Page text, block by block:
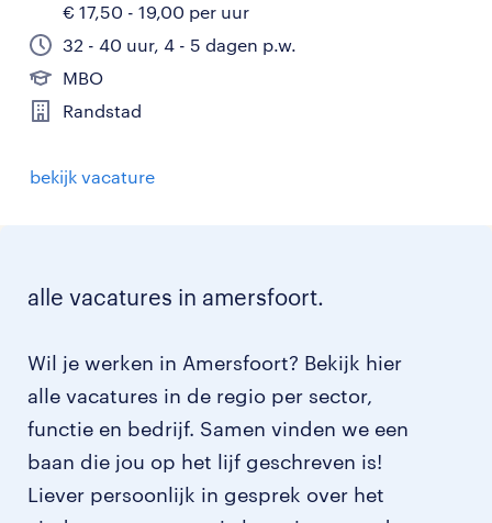
€ 17,50 - 19,00 per uur
32 - 40 uur, 4 - 5 dagen p.w.
MBO
Randstad
bekijk vacature
alle vacatures in amersfoort.
Wil je werken in Amersfoort? Bekijk hier
alle vacatures in de regio per sector,
functie en bedrijf. Samen vinden we een
baan die jou op het lijf geschreven is!
Liever persoonlijk in gesprek over het